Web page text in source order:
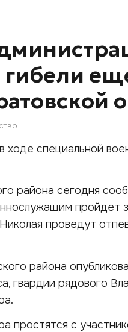
ходе специальной
района сегодня
пройдет
проведут
района
гвардии рядового
простятся с